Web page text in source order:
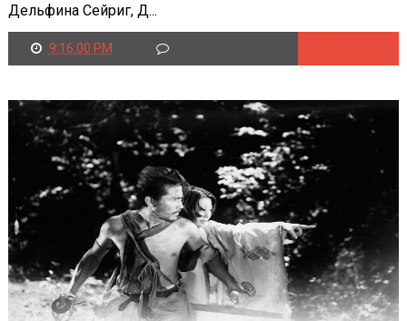
Дельфина Сейриг, Д...
9:16:00 PM